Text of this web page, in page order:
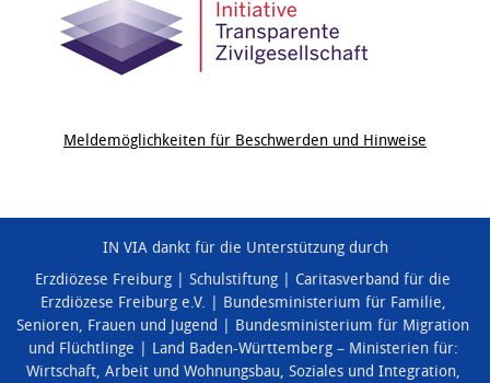
Meldemöglichkeiten für Beschwerden und Hinweise
IN VIA dankt für die Unterstützung durch
Erzdiözese Freiburg
Schulstiftung
Caritasverband für die
Erzdiözese Freiburg e.V.
Bundesministerium für Familie,
Senioren, Frauen und Jugend
Bundesministerium für Migration
und Flüchtlinge
Land Baden-Württemberg – Ministerien für:
Wirtschaft, Arbeit und Wohnungsbau, Soziales und Integration,